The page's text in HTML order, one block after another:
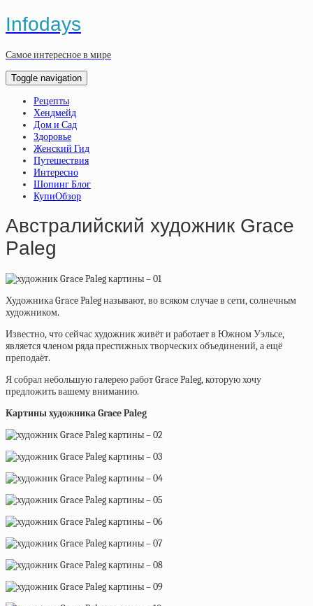
Infodays
Самое интересное в мире
Toggle navigation
Рецепты
Хендмейд
Дом и Сад
Здоровье
Женский Гид
Путешествия
Интересно
Шопинг Блог
КупиОбзор
Австралийский художник Grace
Paleg
Художника Grace Paleg называют, во всяком случае в сети, солнечным
художником.
Известно, что сейчас художник живёт и работает в Южном Уэльсе,
является членом ряда престижных творческих объединений, а ещё
преподаёт.
Я собрал небольшую галерею работ Grace Paleg, которую хочу
предложить вашему вниманию.
Картины художника Grace Paleg